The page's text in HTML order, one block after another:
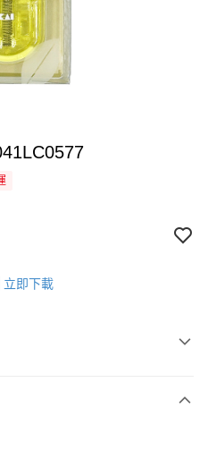
立即下載